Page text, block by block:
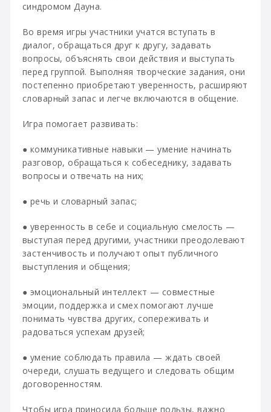
синдромом Дауна.
Во время игры участники учатся вступать в
диалог, обращаться друг к другу, задавать
вопросы, объяснять свои действия и выступать
перед группой. Выполняя творческие задания, они
постепенно приобретают уверенность, расширяют
словарный запас и легче включаются в общение.
Игра помогает развивать:
● коммуникативные навыки — умение начинать
разговор, обращаться к собеседнику, задавать
вопросы и отвечать на них;
● речь и словарный запас;
● уверенность в себе и социальную смелость —
выступая перед другими, участники преодолевают
застенчивость и получают опыт публичного
выступления и общения;
● эмоциональный интеллект — совместные
эмоции, поддержка и смех помогают лучше
понимать чувства других, сопереживать и
радоваться успехам друзей;
● умение соблюдать правила — ждать своей
очереди, слушать ведущего и следовать общим
договоренностям.
Чтобы игра приносила больше пользы, важно